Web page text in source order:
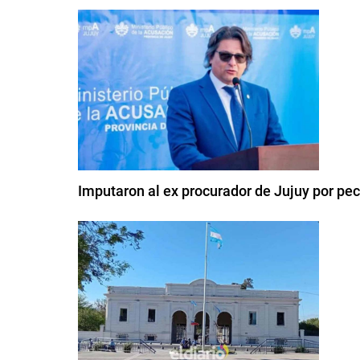
Imputaron al ex procurador de Jujuy por